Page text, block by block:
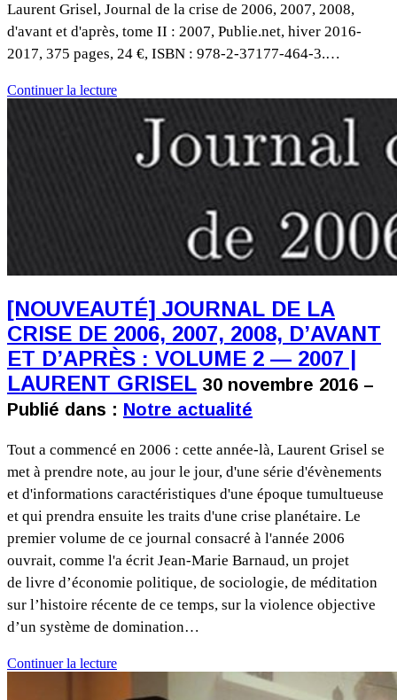
Laurent Grisel, Journal de la crise de 2006, 2007, 2008,
d'avant et d'après, tome II : 2007, Publie.net, hiver 2016-
2017, 375 pages, 24 €, ISBN : 978-2-37177-464-3.…
Continuer la lecture
[NOUVEAUTÉ] JOURNAL DE LA
CRISE DE 2006, 2007, 2008, D’AVANT
ET D’APRÈS : VOLUME 2 — 2007 |
LAURENT GRISEL 30 novembre 2016 –
Publié dans : Notre actualité
Tout a commencé en 2006 : cette année-là, Laurent Grisel se
met à prendre note, au jour le jour, d'une série d'évènements
et d'informations caractéristiques d'une époque tumultueuse
et qui prendra ensuite les traits d'une crise planétaire. Le
premier volume de ce journal consacré à l'année 2006
ouvrait, comme l'a écrit Jean-Marie Barnaud, un projet
de livre d’économie politique, de sociologie, de méditation
sur l’histoire récente de ce temps, sur la violence objective
d’un système de domination…
Continuer la lecture